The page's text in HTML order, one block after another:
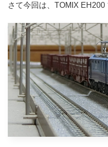
さて今回は、TOMIX EH200